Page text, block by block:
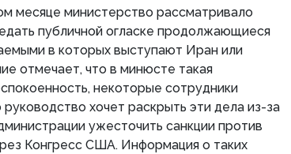
месяце министерство рассматривало
публичной огласке продолжающиеся
в которых выступают Иран или
отмечает, что в минюсте такая
некоторые сотрудники
хочет раскрыть эти дела из-за
ужесточить санкции против
Конгресс США. Информация о таких